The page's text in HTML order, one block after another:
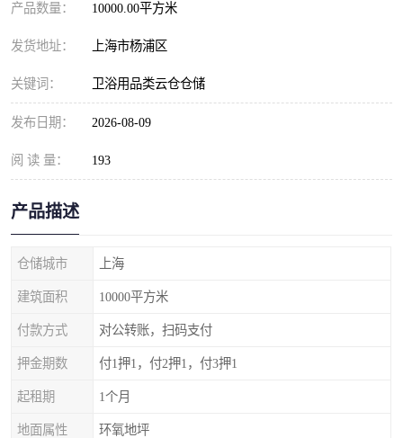
产品数量： 10000.00平方米
发货地址： 上海市杨浦区
关键词： 卫浴用品类云仓仓储
发布日期： 2026-08-09
阅 读 量： 193
产品描述
仓储城市 上海
建筑面积 10000平方米
付款方式 对公转账，扫码支付
押金期数 付1押1，付2押1，付3押1
起租期 1个月
地面属性 环氧地坪